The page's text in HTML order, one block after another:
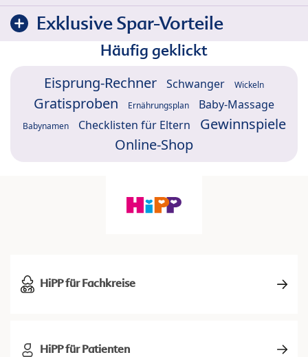
Exklusive Spar-Vorteile
Häufig geklickt
Eisprung-Rechner Schwanger Wickeln
Gratisproben Ernährungsplan Baby-Massage
Babynamen Checklisten für Eltern
Gewinnspiele
Online-Shop
HiPP für Fachkreise
HiPP für Patienten